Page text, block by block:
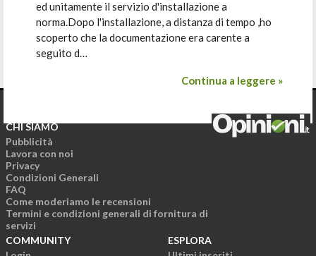
ed unitamente il servizio d'installazione a
norma.Dopo l'installazione, a distanza di tempo ,ho
scoperto che la documentazione era carente a
seguito d…
Continua a leggere »
CHI SIAMO
Pubblicità
Lavora con noi
Privacy
Condizioni Generali
FAQ
Come moderiamo le recensioni
Termini e condizioni generali di fornitura di
servizi
COMMUNITY
ESPLORA